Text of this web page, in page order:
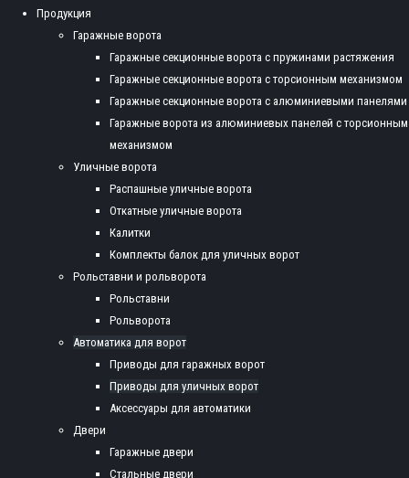
Продукция
Гаражные ворота
Гаражные секционные ворота с пружинами растяжения
Гаражные секционные ворота с торсионным механизмом
Гаражные секционные ворота с алюминиевыми панелями
Гаражные ворота из алюминиевых панелей с торсионным
механизмом
Уличные ворота
Распашные уличные ворота
Откатные уличные ворота
Калитки
Комплекты балок для уличных ворот
Рольставни и рольворота
Рольставни
Рольворота
Автоматика для ворот
Приводы для гаражных ворот
Приводы для уличных ворот
Аксессуары для автоматики
Двери
Гаражные двери
Стальные двери